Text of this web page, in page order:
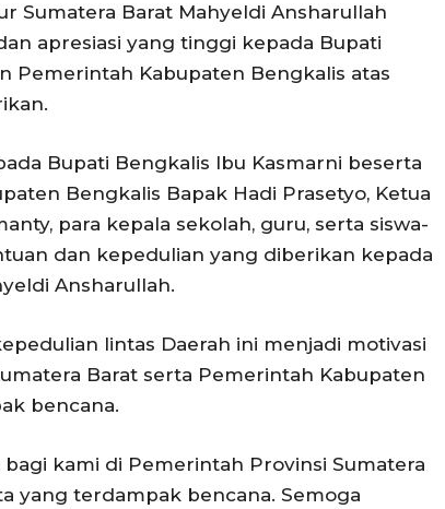
Sumatera Barat Mahyeldi Ansharullah
apresiasi yang tinggi kepada Bupati
Pemerintah Kabupaten Bengkalis atas
Bupati Bengkalis Ibu Kasmarni beserta
Bengkalis Bapak Hadi Prasetyo, Ketua
para kepala sekolah, guru, serta siswa-
dan kepedulian yang diberikan kepada
Ansharullah.
lintas Daerah ini menjadi motivasi
Barat serta Pemerintah Kabupaten
bencana.
kami di Pemerintah Provinsi Sumatera
yang terdampak bencana. Semoga